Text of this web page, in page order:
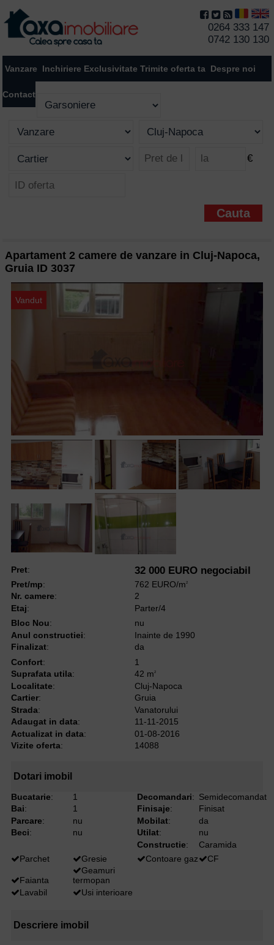
0264 333 147
0742 130 130
Vanzare Inchiriere Exclusivitate Trimite oferta ta Despre noi
Contact
€
Apartament 2 camere de vanzare in Cluj-Napoca,
Gruia ID 3037
Vandut
Pret: 32 000 EURO negociabil
Pret/mp: 762 EURO/m2
Nr. camere:
2
Etaj:
Parter/4
Bloc Nou:
nu
Anul constructiei:
Inainte de 1990
Finalizat:
da
Confort:
1
Suprafata utila: 42 m2
Localitate:
Cluj-Napoca
Cartier:
Gruia
Strada:
Vanatorului
Adaugat in data:
11-11-2015
Actualizat in data:
01-08-2016
Vizite oferta: 14088
Dotari imobil
Bucatarie:
1
Bai:
1
Parcare:
nu
Beci: nu
Decomandari: Semidecomandat
Finisaje:
Finisat
Mobilat:
da
Utilat:
nu
Constructie:
Caramida
Parchet
Gresie
Faianta
Geamuri
termopan
Lavabil
Usi interioare
Contoare gaz CF
Descriere imobil